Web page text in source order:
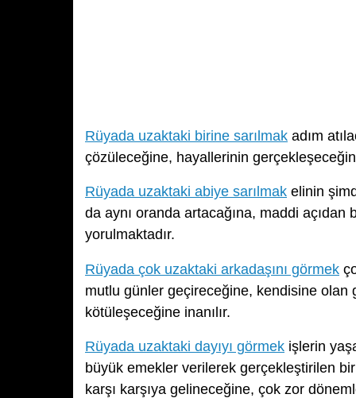
Rüyada uzaktaki birine sarılmak adım
çözüleceğine, hayallerinin
Rüyada uzaktaki abiye sarılmak elinin
da aynı oranda artacağına, maddi açıdan
yorulmaktadır.
Rüyada çok uzaktaki arkadaşını görmek
mutlu günler geçireceğine, kendisine olan
kötüleşeceğine inanılır.
Rüyada uzaktaki dayıyı görmek işlerin
büyük emekler verilerek gerçekleştirilen bir
karşı karşıya gelineceğine, çok zor